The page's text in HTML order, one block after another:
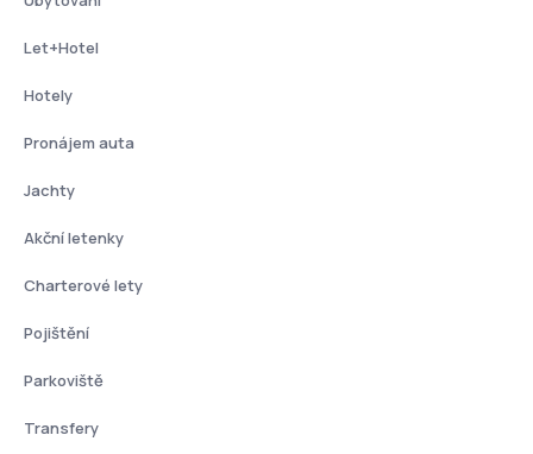
Let+Hotel
Hotely
Pronájem auta
Jachty
Akční letenky
Charterové lety
Pojištění
Parkoviště
Transfery